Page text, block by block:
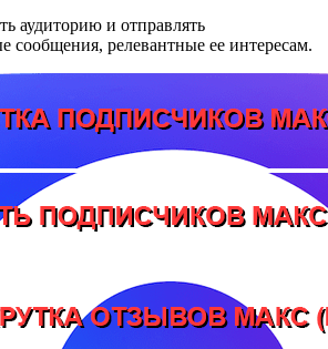
аудиторию и отправлять
сообщения, релевантные ее интересам.